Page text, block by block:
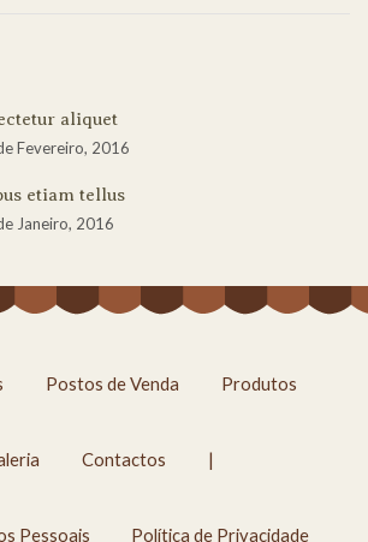
aliquet
Fevereiro, 2016
etiam tellus
Janeiro, 2016
Postos de Venda Produtos
Contactos |
Pessoais Política de Privacidade